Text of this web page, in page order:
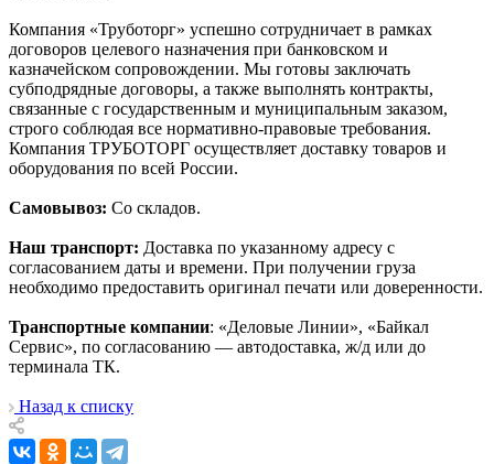
Компания «Труботорг» успешно сотрудничает в рамках
договоров целевого назначения при банковском и
казначейском сопровождении. Мы готовы заключать
субподрядные договоры, а также выполнять контракты,
связанные с государственным и муниципальным заказом,
строго соблюдая все нормативно-правовые требования.
Компания ТРУБОТОРГ осуществляет доставку товаров и
оборудования по всей России.
Самовывоз: Со складов.
Наш транспорт: Доставка по указанному адресу с
согласованием даты и времени. При получении груза
необходимо предоставить оригинал печати или доверенности.
Транспортные компании: «Деловые Линии», «Байкал
Сервис», по согласованию — автодоставка, ж/д или до
терминала ТК.
Назад к списку